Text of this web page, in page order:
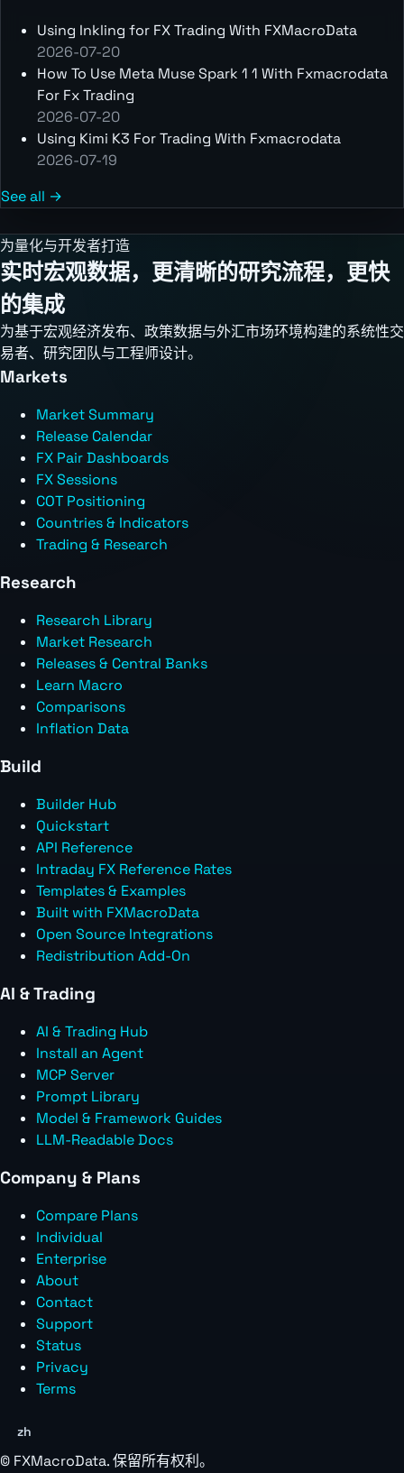
Using Inkling for FX Trading With FXMacroData
2026-07-20
How To Use Meta Muse Spark 1 1 With Fxmacrodata
For Fx Trading
2026-07-20
Using Kimi K3 For Trading With Fxmacrodata
2026-07-19
See all →
为量化与开发者打造
实时宏观数据，更清晰的研究流程，更快
的集成
为基于宏观经济发布、政策数据与外汇市场环境构建的系统性交
易者、研究团队与工程师设计。
Markets
Market Summary
Release Calendar
FX Pair Dashboards
FX Sessions
COT Positioning
Countries & Indicators
Trading & Research
Research
Research Library
Market Research
Releases & Central Banks
Learn Macro
Comparisons
Inflation Data
Build
Builder Hub
Quickstart
API Reference
Intraday FX Reference Rates
Templates & Examples
Built with FXMacroData
Open Source Integrations
Redistribution Add-On
AI & Trading
AI & Trading Hub
Install an Agent
MCP Server
Prompt Library
Model & Framework Guides
LLM-Readable Docs
Company & Plans
Compare Plans
Individual
Enterprise
About
Contact
Support
Status
Privacy
Terms
zh
© FXMacroData. 保留所有权利。